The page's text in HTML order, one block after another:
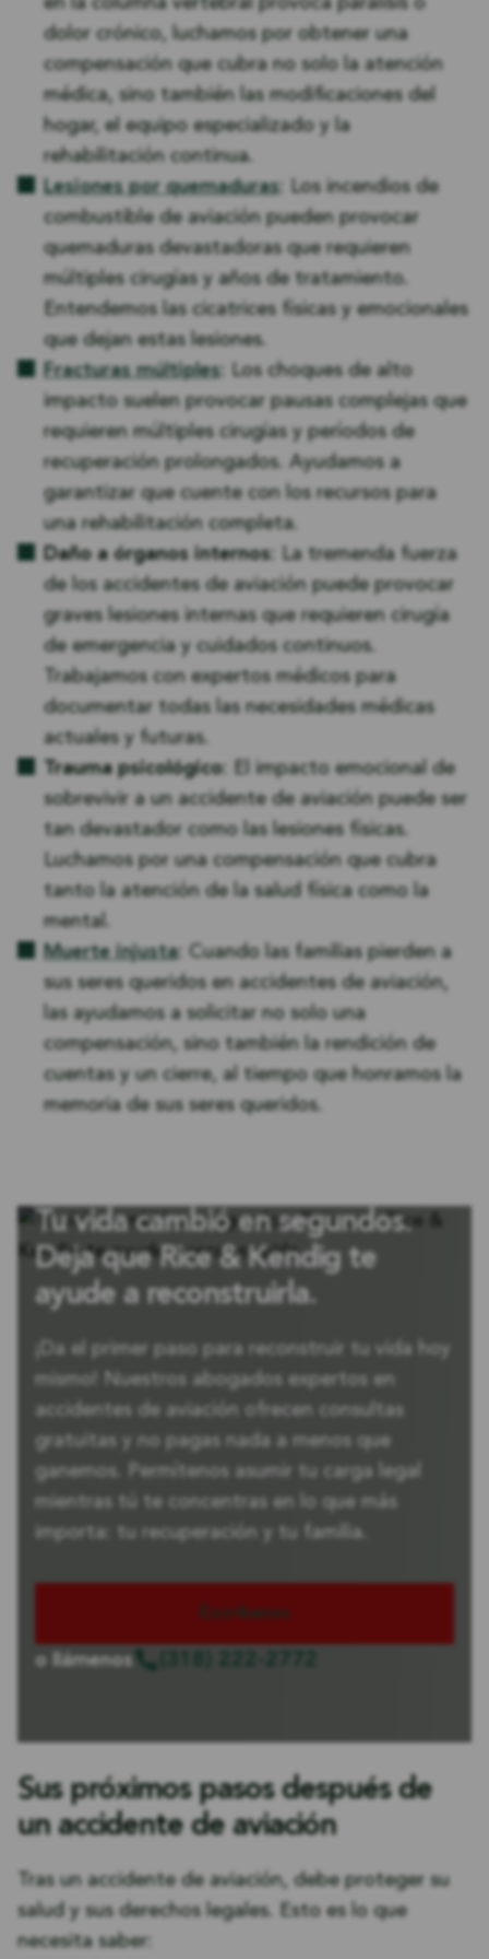
dolor crónico, luchamos por obtener una
compensación que cubra no solo la atención
médica, sino también las modificaciones del
hogar, el equipo especializado y la
rehabilitación continua.
Lesiones por quemaduras: Los incendios de
combustible de aviación pueden provocar
quemaduras devastadoras que requieren
múltiples cirugías y años de tratamiento.
Entendemos las cicatrices físicas y emocionales
que dejan estas lesiones.
Fracturas múltiples: Los choques de alto
impacto suelen provocar pausas complejas que
requieren múltiples cirugías y períodos de
recuperación prolongados. Ayudamos a
garantizar que cuente con los recursos para
una rehabilitación completa.
Daño a órganos internos: La tremenda fuerza
de los accidentes de aviación puede provocar
graves lesiones internas que requieren cirugía
de emergencia y cuidados continuos.
Trabajamos con expertos médicos para
documentar todas las necesidades médicas
actuales y futuras.
Trauma psicológico: El impacto emocional de
sobrevivir a un accidente de aviación puede ser
tan devastador como las lesiones físicas.
Luchamos por una compensación que cubra
tanto la atención de la salud física como la
mental.
Muerte injusta: Cuando las familias pierden a
sus seres queridos en accidentes de aviación,
las ayudamos a solicitar no solo una
compensación, sino también la rendición de
cuentas y un cierre, al tiempo que honramos la
memoria de sus seres queridos.
Tu vida cambió en segundos.
Deja que Rice & Kendig te
ayude a reconstruirla.
¡Da el primer paso para reconstruir tu vida hoy
mismo! Nuestros abogados expertos en
accidentes de aviación ofrecen consultas
gratuitas y no pagas nada a menos que
ganemos. Permítenos asumir tu carga legal
mientras tú te concentras en lo que más
importa: tu recuperación y tu familia.
Escríbanos
o llámenos (318) 222-2772
Sus próximos pasos después de
un accidente de aviación
Tras un accidente de aviación, debe proteger su
salud y sus derechos legales. Esto es lo que
necesita saber: